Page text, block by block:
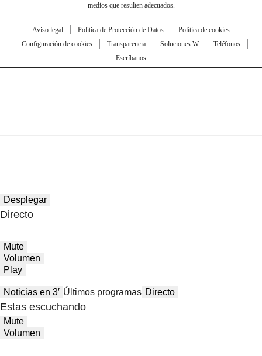
medios que resulten adecuados.
Aviso legal Política de Protección de Datos
Política de cookies
Configuración de cookies
Transparencia Soluciones W
Teléfonos
Escríbanos
Desplegar
Directo
Mute
Volumen
Play
Noticias en 3′ Últimos programas Directo
Estas escuchando
Mute
Volumen